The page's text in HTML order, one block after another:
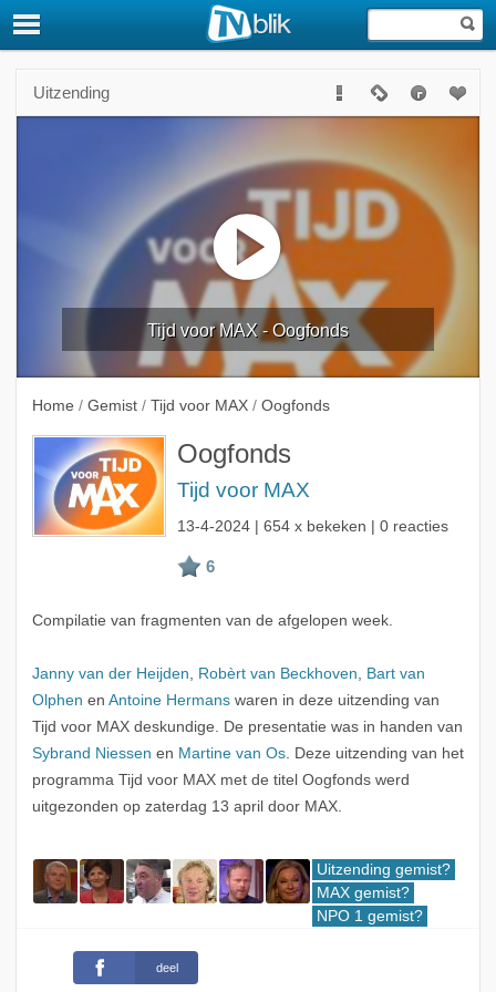
Uitzending
Tijd voor MAX - Oogfonds
Home / Gemist / Tijd voor MAX / Oogfonds
Oogfonds
Tijd voor MAX
13-4-2024| 654 x bekeken | 0 reacties
Compilatie van fragmenten van de afgelopen week.
Janny van der Heijden, Robèrt van Beckhoven, Bart van
Olphen en Antoine Hermanswaren in deze uitzending van
Tijd voor MAX deskundige. De presentatie was in handen van
Sybrand Niessen en Martine van Os. Deze uitzending van het
programma Tijd voor MAX met de titel Oogfonds werd
uitgezonden op zaterdag 13 april door MAX.
Uitzending gemist?
MAX gemist?
NPO 1 gemist?
deel